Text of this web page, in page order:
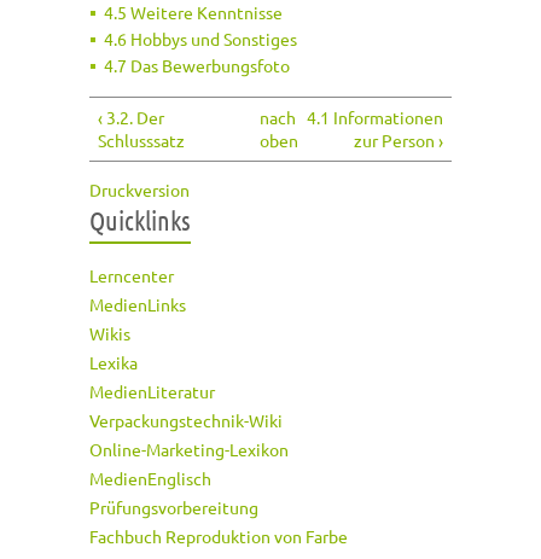
4.5 Weitere Kenntnisse
4.6 Hobbys und Sonstiges
4.7 Das Bewerbungsfoto
‹ 3.2. Der
Schlusssatz
nach
oben
4.1 Informationen
zur Person ›
Druckversion
Quicklinks
Lerncenter
MedienLinks
Wikis
Lexika
MedienLiteratur
Verpackungstechnik-Wiki
Online-Marketing-Lexikon
MedienEnglisch
Prüfungsvorbereitung
Fachbuch Reproduktion von Farbe